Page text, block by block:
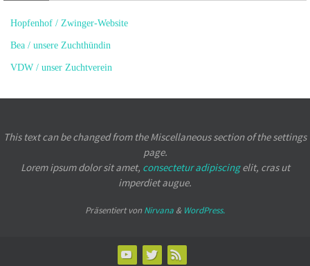
Hopfenhof / Zwinger-Website
Bea / unsere Zuchthündin
VDW / unser Zuchtverein
This text can be changed from the Miscellaneous section of the settings
page.
Lorem ipsumdolor sit amet, consectetur adipiscingelit, cras ut
imperdiet augue.
Präsentiert von Nirvana & WordPress.